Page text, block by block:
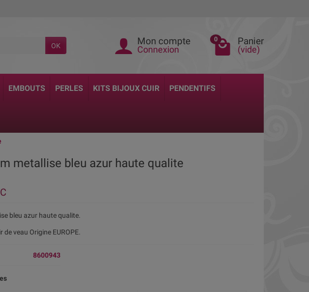
OK Mon compte
Connexion
0 Panier
(vide)
EMBOUTS PERLES KITS BIJOUX CUIR PENDENTIFS
metallise bleu azur haute qualite
bleu azur haute qualite.
de veau Origine EUROPE.
8600943